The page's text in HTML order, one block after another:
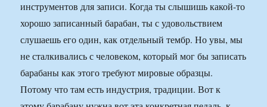
инструментов для записи. Когда ты слышишь какой-то
хорошо записанный барабан, ты с удовольствием
слушаешь его один, как отдельный тембр. Но увы, мы
не сталкивались с человеком, который мог бы записать
барабаны как этого требуют мировые образцы.
Потому что там есть индустрия, традиции. Вот к